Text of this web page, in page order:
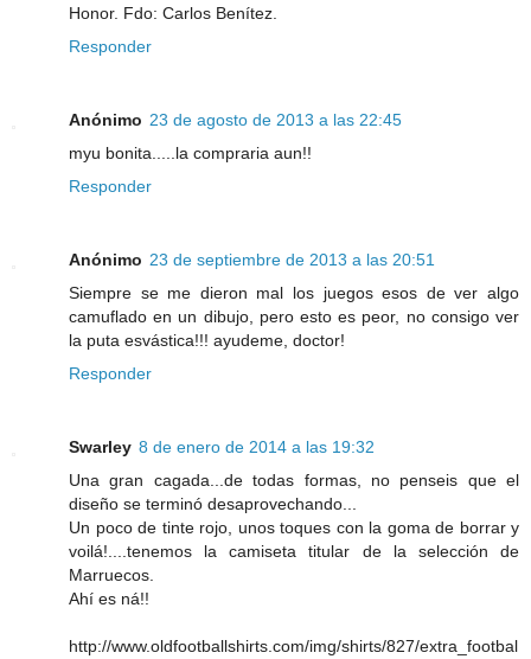
Honor. Fdo: Carlos Benítez.
Responder
Anónimo 23 de agosto de 2013 a las 22:45
myu bonita.....la compraria aun!!
Responder
Anónimo 23 de septiembre de 2013 a las 20:51
Siempre se me dieron mal los juegos esos de ver algo
camuflado en un dibujo, pero esto es peor, no consigo ver
la puta esvástica!!! ayudeme, doctor!
Responder
Swarley 8 de enero de 2014 a las 19:32
Una gran cagada...de todas formas, no penseis que el
diseño se terminó desaprovechando...
Un poco de tinte rojo, unos toques con la goma de borrar y
voilá!....tenemos la camiseta titular de la selección de
Marruecos.
Ahí es ná!!
http://www.oldfootballshirts.com/img/shirts/827/extra_footbal